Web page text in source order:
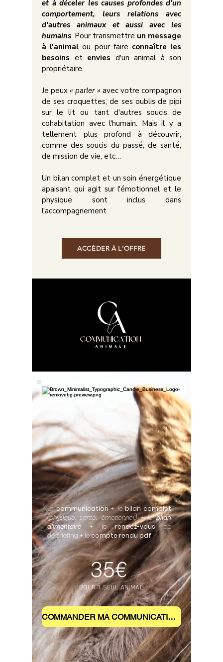
et à déceler les causes profondes d'un
comportement, leurs relations avec
d'autres animaux et aussi avec les
humains. Pour transmettre un message
à l'animal ou pour faire connaître les
besoins et envies d'un animal à son
propriétaire.
Je peux « parler » avec votre compagnon
de ses croquettes, de ses oublis de pipi
sur le lit ou tant d'autres soucis de
cohabitation avec l'humain. Mais il y a
tellement plus profond à découvrir,
comme des soucis du passé, de santé,
de mission de vie, etc…
Un bilan complet et un soin énergétique
apaisant qui agit sur l'émotionnel et le
physique sont inclus dans
l'accompagnement
ACCÉDER À L'OFFRE
Lacommunication + lebilan complet
(physique, santé, émotionnel.) + lebilan
alimentaire + lerendez-vousde
débriefing + lecompte rendu pdf
35€
POUR 1 SEUL ANIMAL
COMMANDER MA COMMUNICATION ANIMALE